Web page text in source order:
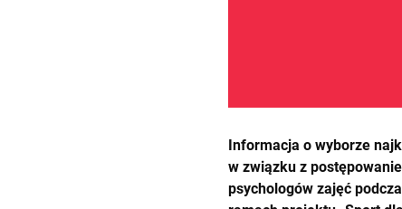
Informacja o wyborze
w związku z
psychologów zajęć